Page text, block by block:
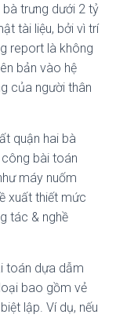
bà trưng dưới 2 tỷ
tài liệu, bởi vì trí
report là không
bản vào hệ
của người thân
quận hai bà
bài toán
máy nuốm
xuất thiết mức
tác & nghề
toán dựa dẫm
bao gồm vẻ
lập. Ví dụ, nếu